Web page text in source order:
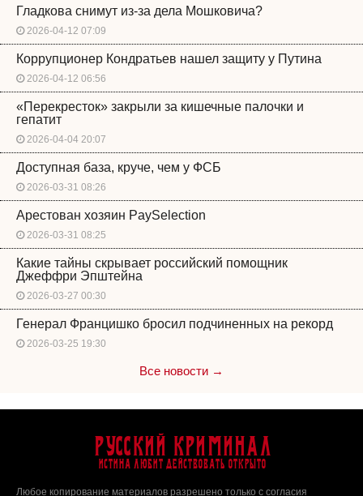
Гладкова снимут из-за дела Мошковича?
2026-04-12 07:09
Коррупционер Кондратьев нашел защиту у Путина
2026-04-12 06:56
«Перекресток» закрыли за кишечные палочки и
гепатит
2026-04-04 20:07
Доступная база, круче, чем у ФСБ
2026-03-31 08:26
Арестован хозяин PaySelection
2026-03-31 08:25
Какие тайны скрывает российский помощник
Джеффри Эпштейна
2026-03-27 00:30
Генерал Францишко бросил подчиненных на рекорд
2026-03-25 19:30
Все новости →
Русский Криминал
Истина любит действовать открыто
Любое копирование материалов разрешено только с согласия